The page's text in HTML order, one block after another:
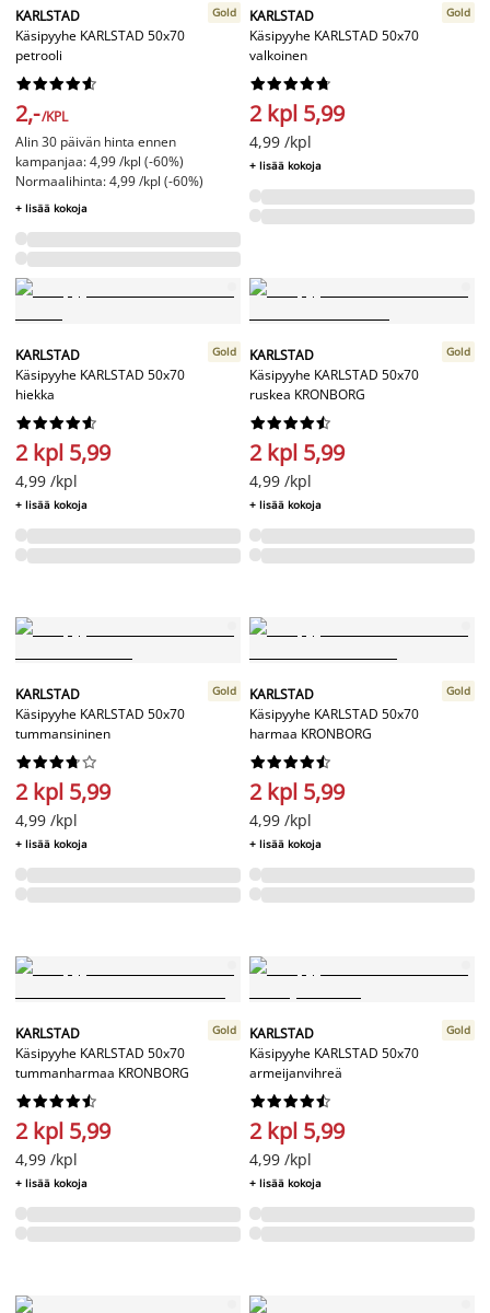
KARLSTAD
Käsipyyhe KARLSTAD 50x70
petrooli
Gold






2,-/KPL
Alin 30 päivän hinta ennen
kampanjaa: 4,99 /kpl (-60%)
Normaalihinta: 4,99 /kpl (-60%)
+ lisää kokoja
KARLSTAD
Käsipyyhe KARLSTAD 50x70
valkoinen
Gold






2 kpl 5,99
4,99 /kpl
+ lisää kokoja
KARLSTAD
Käsipyyhe KARLSTAD 50x70
hiekka
Gold






2 kpl 5,99
4,99 /kpl
+ lisää kokoja
KARLSTAD
Käsipyyhe KARLSTAD 50x70
ruskea KRONBORG
Gold






2 kpl 5,99
4,99 /kpl
+ lisää kokoja
KARLSTAD
Käsipyyhe KARLSTAD 50x70
tummansininen
Gold






2 kpl 5,99
4,99 /kpl
+ lisää kokoja
KARLSTAD
Käsipyyhe KARLSTAD 50x70
harmaa KRONBORG
Gold






2 kpl 5,99
4,99 /kpl
+ lisää kokoja
KARLSTAD
Käsipyyhe KARLSTAD 50x70
tummanharmaa KRONBORG
Gold






2 kpl 5,99
4,99 /kpl
+ lisää kokoja
KARLSTAD
Käsipyyhe KARLSTAD 50x70
armeijanvihreä
Gold






2 kpl 5,99
4,99 /kpl
+ lisää kokoja